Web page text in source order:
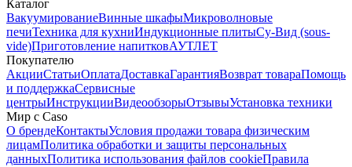
Каталог
ВакуумированиеВинные шкафыМикроволновые
печиТехника для кухниИндукционные плитыСу-Вид (sous-
vide)Приготовление напитковАУТЛЕТ
Покупателю
АкцииСтатьиОплатаДоставкаГарантияВозврат товараПомощь
и поддержкаСервисные
центрыИнструкцииВидеообзорыОтзывыУстановка техники
Мир с Caso
О брендеКонтактыУсловия продажи товара физическим
лицамПолитика обработки и защиты персональных
данныхПолитика использования файлов cookieПравила